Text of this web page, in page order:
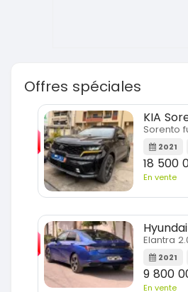
Offres spéciales
KIA
Sorento
2021
18 500
En vente
Elantra
2021
9 800
En vente